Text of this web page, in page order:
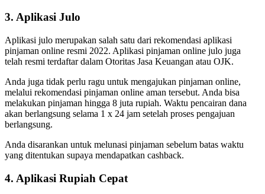
3. Aplikasi Julo
Aplikasi julo merupakan salah satu dari rekomendasi aplikasi
pinjaman online resmi 2022. Aplikasi pinjaman online julo juga
telah resmi terdaftar dalam Otoritas Jasa Keuangan atau OJK.
Anda juga tidak perlu ragu untuk mengajukan pinjaman online,
melalui rekomendasi pinjaman online aman tersebut. Anda bisa
melakukan pinjaman hingga 8 juta rupiah. Waktu pencairan dana
akan berlangsung selama 1 x 24 jam setelah proses pengajuan
berlangsung.
Anda disarankan untuk melunasi pinjaman sebelum batas waktu
yang ditentukan supaya mendapatkan cashback.
4. Aplikasi Rupiah Cepat